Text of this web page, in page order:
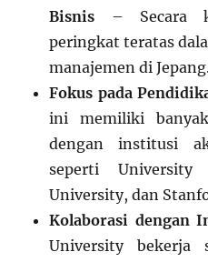
Bisnis – Secara
peringkat teratas
manajemen di
Fokus pada
ini memiliki
dengan institusi
seperti
University, dan
Kolaborasi dengan
University bekerja